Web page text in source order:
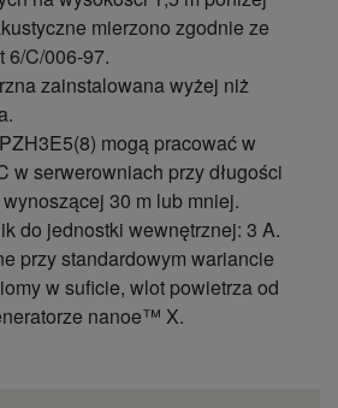
1,78
188
4,0
1,5
5,0
4,35
mierzono zgodnie ze
6/C/006-97.
zainstalowana wyżej niż
mogą pracować w
w serwerowniach przy długości
30 m lub mniej.
do jednostki wewnętrznej: 3 A.
przy standardowym wariancie
w suficie, wlot powietrza od
nanoe™ X.